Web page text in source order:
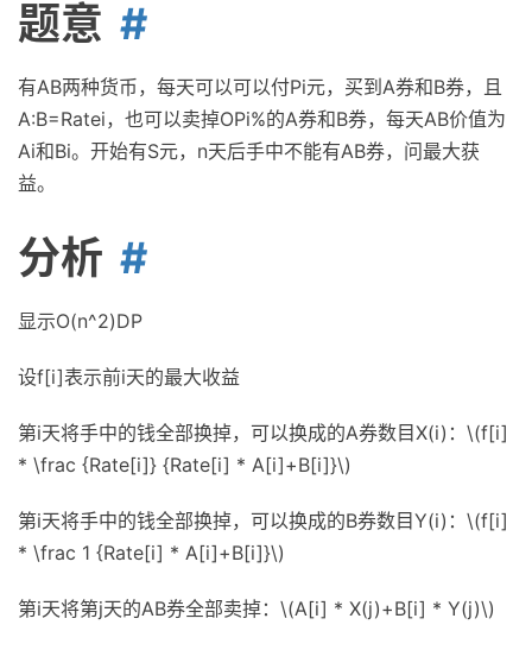
题意
有AB两种货币，每天可以可以付Pi元，买到A券和B券，且
A:B=Ratei，也可以卖掉OPi%的A券和B券，每天AB价值为
Ai和Bi。开始有S元，n天后手中不能有AB券，问最大获
益。
分析
显示O(n^2)DP
设f[i]表示前i天的最大收益
第i天将手中的钱全部换掉，可以换成的A券数目X(i)：\(f[i]
* \frac {Rate[i]} {Rate[i] * A[i]+B[i]}\)
第i天将手中的钱全部换掉，可以换成的B券数目Y(i)：\(f[i]
* \frac 1 {Rate[i] * A[i]+B[i]}\)
第i天将第j天的AB券全部卖掉：\(A[i] * X(j)+B[i] * Y(j)\)